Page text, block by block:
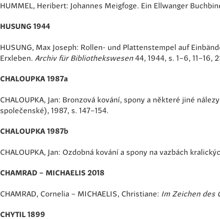
HUMMEL, Heribert: Johannes Meigfoge. Ein Ellwanger
HUSUNG 1944
HUSUNG, Max Joseph: Rollen- und Plattenstempel auf
Erxleben. Archiv für Bibliothekswesen44, 1944, s. 1–6, 11–16,
CHALOUPKA 1987a
CHALOUPKA, Jan: Bronzová kování, spony a některé jiné
společenské), 1987, s. 147–154.
CHALOUPKA 1987b
CHALOUPKA, Jan: Ozdobná kování a spony na vazbách
CHAMRAD – MICHAELIS 2018
CHAMRAD, Cornelia – MICHAELIS, Christiane: Im Zeichen des
CHYTIL 1899